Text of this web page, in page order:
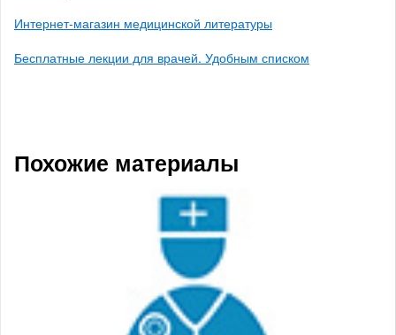
Интернет-магазин медицинской литературы
Бесплатные лекции для врачей. Удобным списком
Похожие материалы